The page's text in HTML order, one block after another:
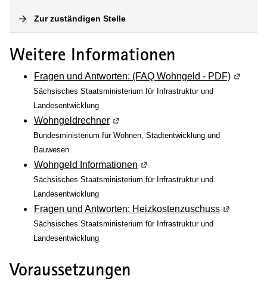
Zur zuständigen Stelle
Weitere Informationen
Fragen und Antworten: (FAQ Wohngeld - PDF) (Wird
Sächsisches Staatsministerium für Infrastruktur und
Landesentwicklung
Wohngeldrechner (Wird in einem neuen Fenster
Bundesministerium für Wohnen, Stadtentwicklung und
Bauwesen
Wohngeld Informationen (Wird in einem neuen
Sächsisches Staatsministerium für Infrastruktur und
Landesentwicklung
Fragen und Antworten: Heizkostenzuschuss (Wird in
Sächsisches Staatsministerium für Infrastruktur und
Landesentwicklung
Voraussetzungen